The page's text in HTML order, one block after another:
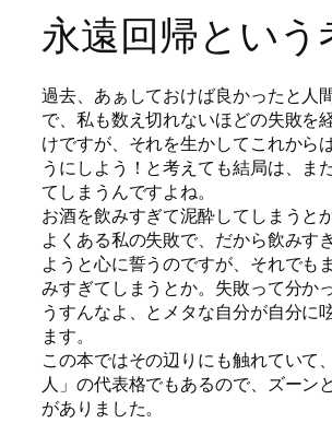
永遠回帰という
過去、あぁしておけば良かったと人
で、私も数え切れないほどの失敗を
けですが、それを生かしてこれから
うにしよう！と考えても結局は、ま
てしまうんですよね。
お酒を飲みすぎて泥酔してしまうと
よくある私の失敗で、だから飲みす
ようと心に誓うのですが、それでも
みすぎてしまうとか。失敗って分か
うすんなよ、とメタな自分が自分に
ます。
この本ではその辺りにも触れていて
人」の代表格でもあるので、ズーン
がありました。